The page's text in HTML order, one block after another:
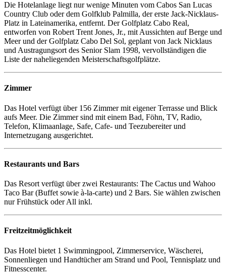
Die Hotelanlage liegt nur wenige Minuten vom Cabos San Lucas
Country Club oder dem Golfklub Palmilla, der erste Jack-Nicklaus-
Platz in Lateinamerika, entfernt. Der Golfplatz Cabo Real,
entworfen von Robert Trent Jones, Jr., mit Aussichten auf Berge und
Meer und der Golfplatz Cabo Del Sol, geplant von Jack Nicklaus
und Austragungsort des Senior Slam 1998, vervollständigen die
Liste der naheliegenden Meisterschaftsgolfplätze.
Zimmer
Das Hotel verfügt über 156 Zimmer mit eigener Terrasse und Blick
aufs Meer. Die Zimmer sind mit einem Bad, Föhn, TV, Radio,
Telefon, Klimaanlage, Safe, Cafe- und Teezubereiter und
Internetzugang ausgerichtet.
Restaurants und Bars
Das Resort verfügt über zwei Restaurants: The Cactus und Wahoo
Taco Bar (Buffet sowie à-la-carte) und 2 Bars. Sie wählen zwischen
nur Frühstück oder All inkl.
Freitzeitmöglichkeit
Das Hotel bietet 1 Swimmingpool, Zimmerservice, Wäscherei,
Sonnenliegen und Handtücher am Strand und Pool, Tennisplatz und
Fitnesscenter.